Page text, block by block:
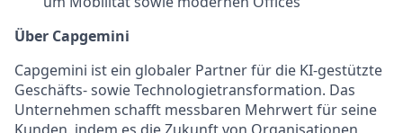
Über Capgemini
Capgemini ist ein globaler Partner für die KI-gestützte
Geschäfts- sowie Technologietransformation. Das
Unternehmen schafft messbaren Mehrwert für seine